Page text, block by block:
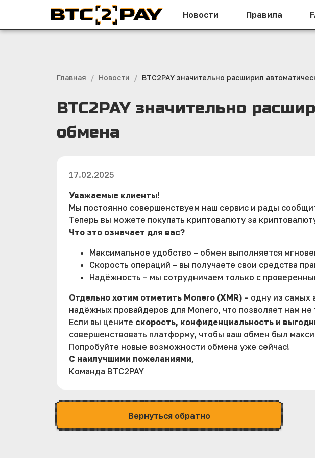
Новости Правила
Главная / Новости / BTC2PAY значительно расширил
BTC2PAY значительно
обмена
17.02.2025
Уважаемые клиенты!
Мы постоянно совершенствуем наш сервис и рады
Теперь вы можете покупать криптовалюту за
Что это означает для вас?
Максимальное удобство – обмен выполняется
Скорость операций – вы получаете свои средства
Надёжность – мы сотрудничаем только с
Отдельно хотим отметить Monero (XMR) – одну из
надёжных провайдеров для Monero, что позволяет нам
Если вы цените скорость, конфиденциальность и
совершенствовать платформу, чтобы ваш обмен был
Попробуйте новые возможности обмена уже сейчас!
С наилучшими пожеланиями,
Команда BTC2PAY
Вернуться обратно